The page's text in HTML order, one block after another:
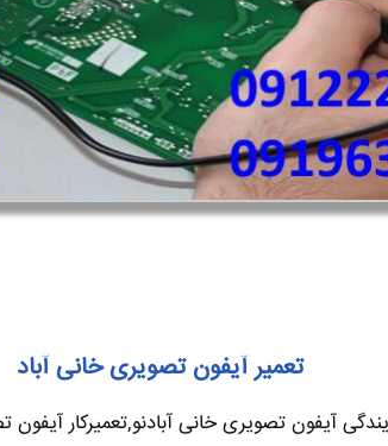
تعمیر آیفون تصویری خانی آباد
آیفون تصویری خانی آبادنو,تعمیرکار